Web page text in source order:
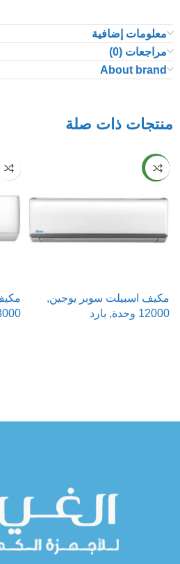
معلومات إضافية
مراجعات (0)
About brand
منتجات ذات صلة
NEW
مكيف اسبيلت سوبر يوجين,
12000 وحدة, بارد
18000 وحدة,